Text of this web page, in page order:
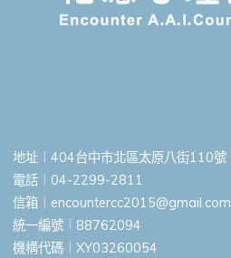
地址︱404台中市北區太原八街110號
電話︱04-2299-2811
信箱︱ encountercc2015@gmail.com
統一編號︱88762094
機構代碼︱XY03260054